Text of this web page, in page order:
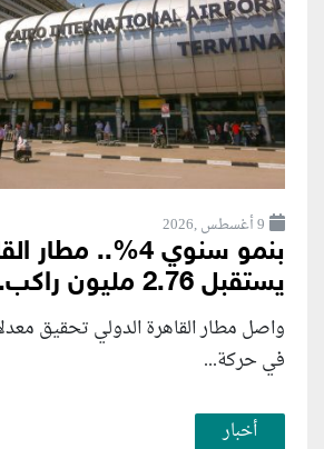
9 أغسطس ,2026
بنمو سنوي 4%.. مطار
يستقبل 2.76 مليون راكب...
واصل مطار القاهرة الدولي تحقيق
في حركة...
أخبار